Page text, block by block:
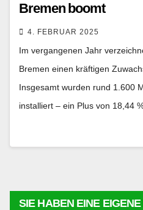
Bremen boomt
4. FEBRUAR 2025
Im vergangenen Jahr
Bremen einen kräftigen
Insgesamt wurden rund 1.600
installiert – ein Plus von 18,44
SIE HABEN EINE